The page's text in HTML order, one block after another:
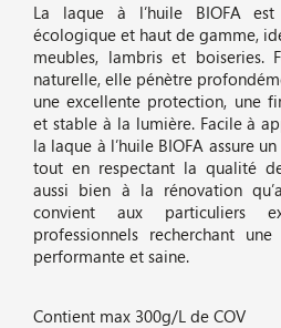
La laque à l’huile BIOFA
écologique et haut de gamme,
meubles, lambris et boiseries.
naturelle, elle pénètre
une excellente protection, une
et stable à la lumière. Facile à
la laque à l’huile BIOFA assure
tout en respectant la qualité
aussi bien à la rénovation
convient aux particuliers
professionnels recherchant
performante et saine.
Contient max 300g/L de COV